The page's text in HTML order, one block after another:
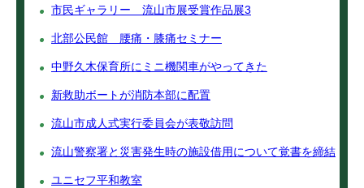
市民ギャラリー 流山市展受賞作品展3
北部公民館 腰痛・膝痛セミナー
中野久木保育所にミニ機関車がやってきた
新救助ボートが消防本部に配置
流山市成人式実行委員会が表敬訪問
流山警察署と災害発生時の施設借用について覚書を締結
ユニセフ平和教室